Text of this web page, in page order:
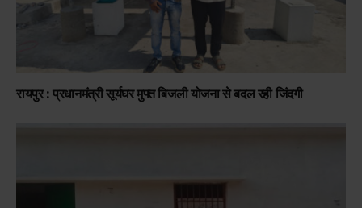
रायपुर : प्रधानमंत्री सूर्यघर मुफ्त बिजली योजना से बदल रही जिंदगी